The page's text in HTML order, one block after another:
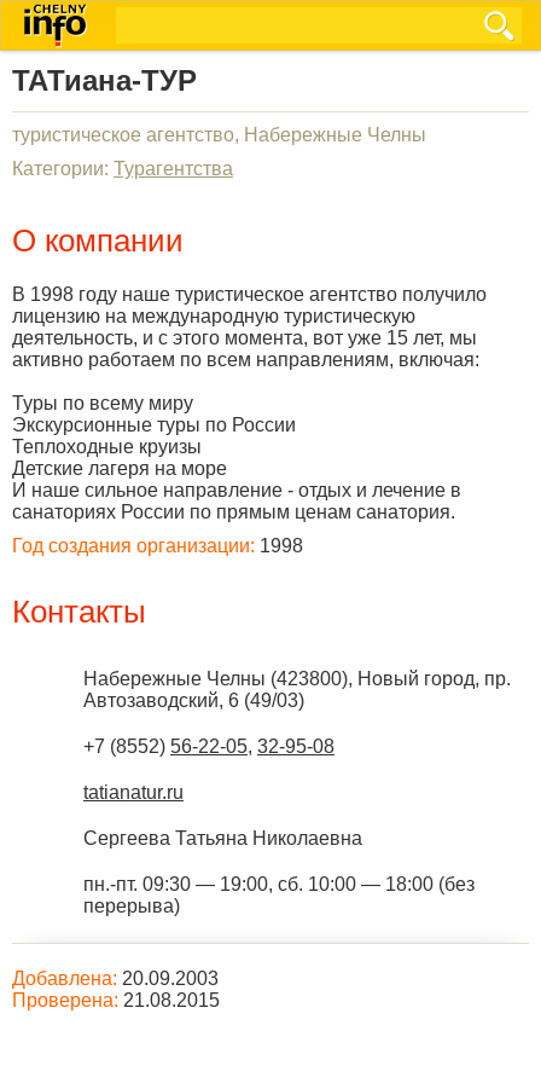
ТАТиана-ТУР
туристическое агентство, Набережные Челны
Категории: Турагентства
О компании
В 1998 году наше туристическое агентство получило
лицензию на международную туристическую
деятельность, и с этого момента, вот уже 15 лет, мы
активно работаем по всем направлениям, включая:
Туры по всему миру
Экскурсионные туры по России
Теплоходные круизы
Детские лагеря на море
И наше сильное направление - отдых и лечение в
санаториях России по прямым ценам санатория.
Год создания организации: 1998
Контакты
Набережные Челны (423800), Новый город, пр.
Автозаводский, 6 (49/03)
+7 (8552) 56-22-05, 32-95-08
tatianatur.ru
Сергеева Татьяна Николаевна
пн.-пт. 09:30 — 19:00, сб. 10:00 — 18:00 (без
перерыва)
Добавлена: 20.09.2003
Проверена: 21.08.2015